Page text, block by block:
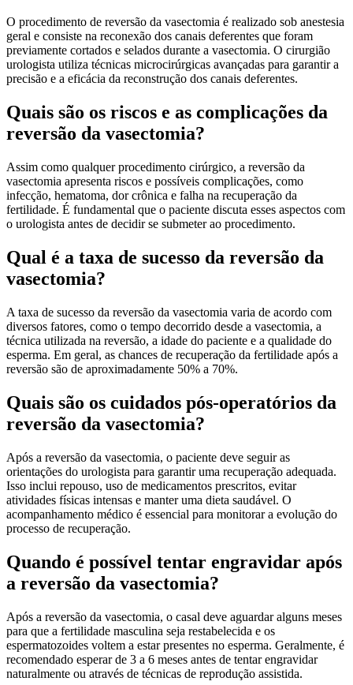
O procedimento de reversão da vasectomia é realizado sob anestesia
geral e consiste na reconexão dos canais deferentes que foram
previamente cortados e selados durante a vasectomia. O cirurgião
urologista utiliza técnicas microcirúrgicas avançadas para garantir a
precisão e a eficácia da reconstrução dos canais deferentes.
Quais são os riscos e as complicações da
reversão da vasectomia?
Assim como qualquer procedimento cirúrgico, a reversão da
vasectomia apresenta riscos e possíveis complicações, como
infecção, hematoma, dor crônica e falha na recuperação da
fertilidade. É fundamental que o paciente discuta esses aspectos com
o urologista antes de decidir se submeter ao procedimento.
Qual é a taxa de sucesso da reversão da
vasectomia?
A taxa de sucesso da reversão da vasectomia varia de acordo com
diversos fatores, como o tempo decorrido desde a vasectomia, a
técnica utilizada na reversão, a idade do paciente e a qualidade do
esperma. Em geral, as chances de recuperação da fertilidade após a
reversão são de aproximadamente 50% a 70%.
Quais são os cuidados pós-operatórios da
reversão da vasectomia?
Após a reversão da vasectomia, o paciente deve seguir as
orientações do urologista para garantir uma recuperação adequada.
Isso inclui repouso, uso de medicamentos prescritos, evitar
atividades físicas intensas e manter uma dieta saudável. O
acompanhamento médico é essencial para monitorar a evolução do
processo de recuperação.
Quando é possível tentar engravidar após
a reversão da vasectomia?
Após a reversão da vasectomia, o casal deve aguardar alguns meses
para que a fertilidade masculina seja restabelecida e os
espermatozoides voltem a estar presentes no esperma. Geralmente, é
recomendado esperar de 3 a 6 meses antes de tentar engravidar
naturalmente ou através de técnicas de reprodução assistida.